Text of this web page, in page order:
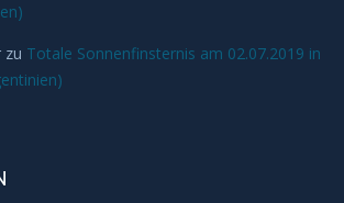
zu Totale Sonnenfinsternis am 02.07.2019 in